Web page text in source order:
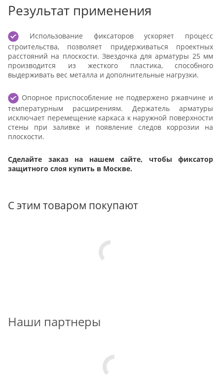
Результат применения
Использование фиксаторов ускоряет процесс
строительства, позволяет придерживаться проектных
расстояний на плоскости. Звездочка для арматуры 25 мм
производится из жесткого пластика, способного
выдерживать вес металла и дополнительные нагрузки.
Опорное приспособление не подвержено ржавчине и
температурным расширениям. Держатель арматуры
исключает перемещение каркаса к наружной поверхности
стены при заливке и появление следов коррозии на
плоскости.
Сделайте заказ на нашем сайте, чтобы фиксатор
защитного слоя купить в Москве.
С этим товаром покупают
Наши партнеры